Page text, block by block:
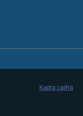
Карта сайта